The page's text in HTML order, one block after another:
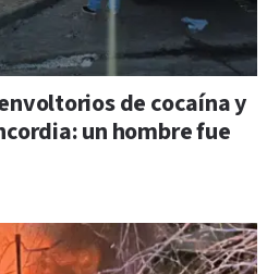
de cocaína y
un hombre fue